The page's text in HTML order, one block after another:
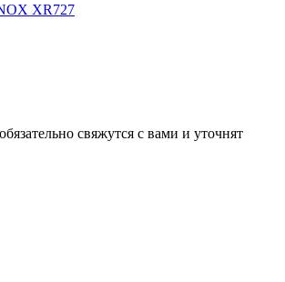
XR727
свяжутся с вами и уточнят